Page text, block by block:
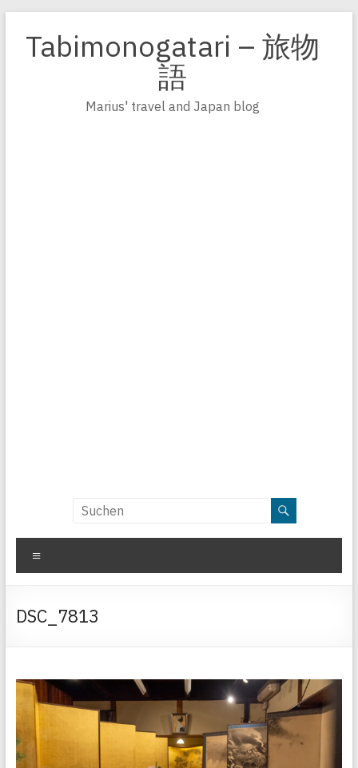
Inhalt
springen
Tabimonogatari – 旅物
語
Marius' travel and Japan blog
DSC_7813